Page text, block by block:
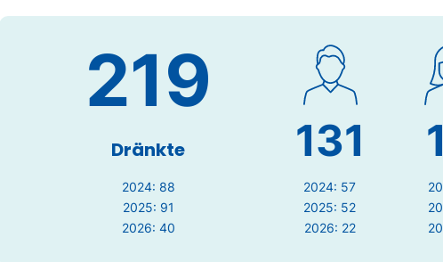
219
Dränkte
2024: 88
2025: 91
2026: 40
131
2024: 57
2025: 52
2026: 22